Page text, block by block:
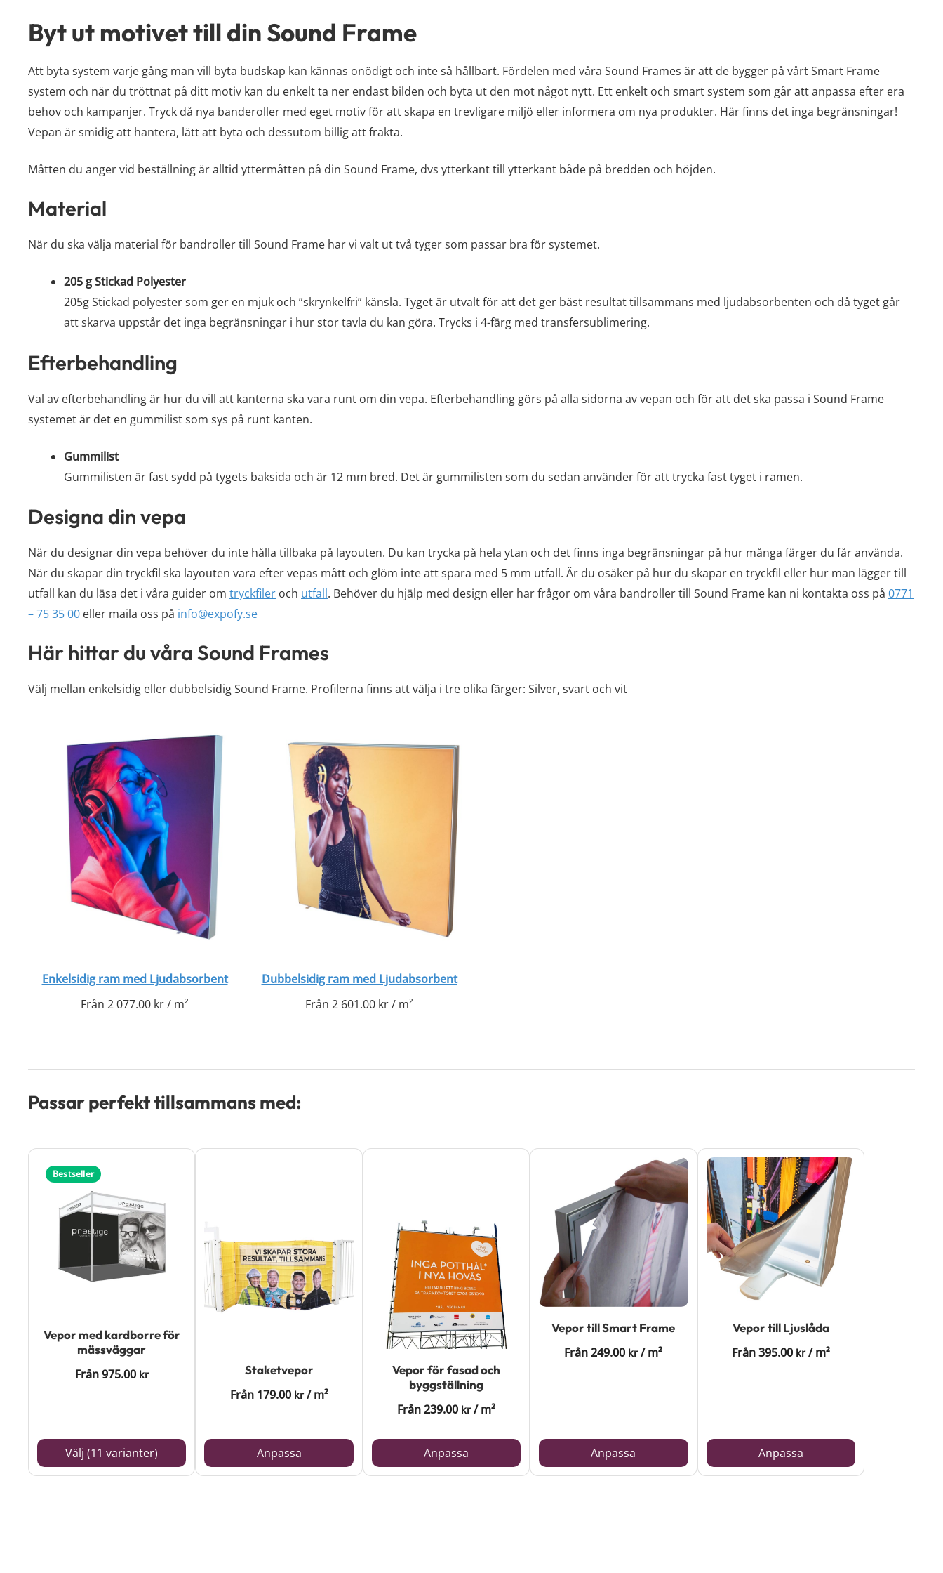
Byt ut motivet till din Sound Frame
Att byta system varje gång man vill byta budskap kan kännas onödigt och inte så hållbart. Fördelen med våra Sound Frames är att de bygger på vårt Smart Frame
system och när du tröttnat på ditt motiv kan du enkelt ta ner endast bilden och byta ut den mot något nytt. Ett enkelt och smart system som går att anpassa efter era
behov och kampanjer. Tryck då nya banderoller med eget motiv för att skapa en trevligare miljö eller informera om nya produkter. Här finns det inga begränsningar!
Vepan är smidig att hantera, lätt att byta och dessutom billig att frakta.
Måtten du anger vid beställning är alltid yttermåtten på din Sound Frame, dvs ytterkant till ytterkant både på bredden och höjden.
Material
När du ska välja material för bandroller till Sound Frame har vi valt ut två tyger som passar bra för systemet.
205 g Stickad Polyester
205g Stickad polyester som ger en mjuk och ”skrynkelfri” känsla. Tyget är utvalt för att det ger bäst resultat tillsammans med ljudabsorbenten och då tyget går
att skarva uppstår det inga begränsningar i hur stor tavla du kan göra. Trycks i 4-färg med transfersublimering.
Efterbehandling
Val av efterbehandling är hur du vill att kanterna ska vara runt om din vepa. Efterbehandling görs på alla sidorna av vepan och för att det ska passa i Sound Frame
systemet är det en gummilist som sys på runt kanten.
Gummilist
Gummilisten är fast sydd på tygets baksida och är 12 mm bred. Det är gummilisten som du sedan använder för att trycka fast tyget i ramen.
Designa din vepa
När du designar din vepa behöver du inte hålla tillbaka på layouten. Du kan trycka på hela ytan och det finns inga begränsningar på hur många färger du får använda.
När du skapar din tryckfil ska layouten vara efter vepas mått och glöm inte att spara med 5 mm utfall. Är du osäker på hur du skapar en tryckfil eller hur man lägger till
utfall kan du läsa det i våra guider om tryckfiler och utfall. Behöver du hjälp med design eller har frågor om våra bandroller till Sound Frame kan ni kontakta oss på 0771
– 75 35 00 eller maila oss på info@expofy.se
Här hittar du våra Sound Frames
Välj mellan enkelsidig eller dubbelsidig Sound Frame. Profilerna finns att välja i tre olika färger: Silver, svart och vit
Enkelsidig ram med Ljudabsorbent
Från 2 077.00 kr/ m²
Dubbelsidig ram med Ljudabsorbent
Från 2 601.00 kr/ m²
Passar perfekt tillsammans med:
Bestseller
Vepor med kardborre för
mässväggar
Från975.00 kr
Välj (11 varianter)
Den
produkten
flera
varianter.
alternativen
Staketvepor
Från 179.00 kr/m²
Anpassa
Vepor för fasad och
byggställning
Från239.00 kr/m²
Anpassa
Vepor till Smart Frame
Från249.00 kr/m²
Anpassa
Vepor till Ljuslåda
Från395.00 kr/m²
Anpassa